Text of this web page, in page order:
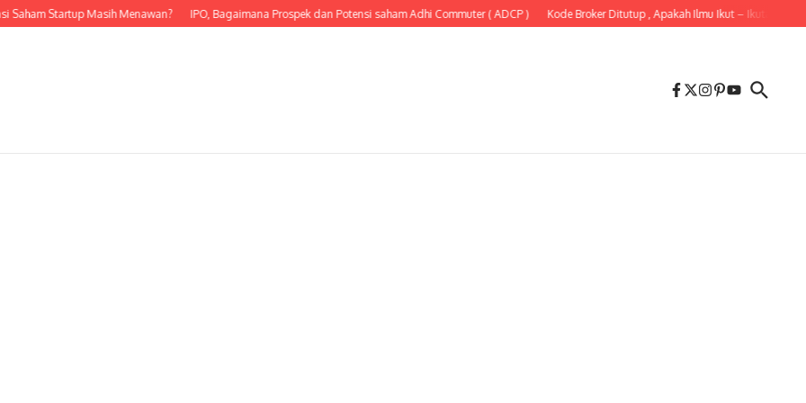
Saham Startup Masih Menawan? IPO, Bagaimana Prospek dan Potensi saham Adhi Commuter ( ADCP ) Kode Broker Ditutup , Apakah Ilmu Ikut – Ikutan